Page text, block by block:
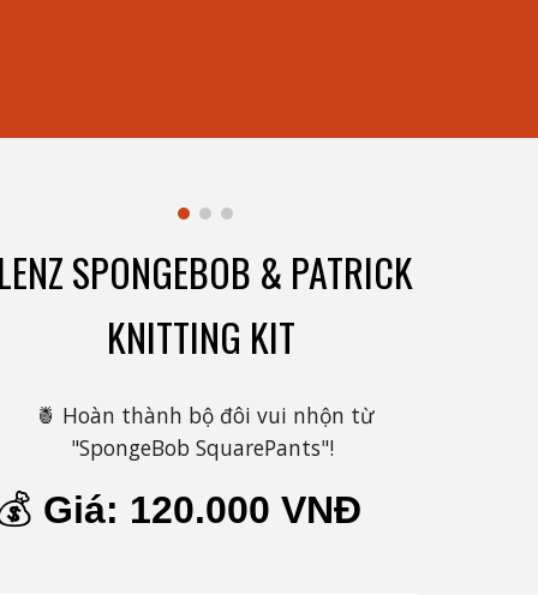
LENZ SPONGEBOB & PATRICK
KNITTING KIT
🍍 Hoàn thành bộ đôi vui nhộn từ
"SpongeBob SquarePants"!
Giá: 120.000 VNĐ